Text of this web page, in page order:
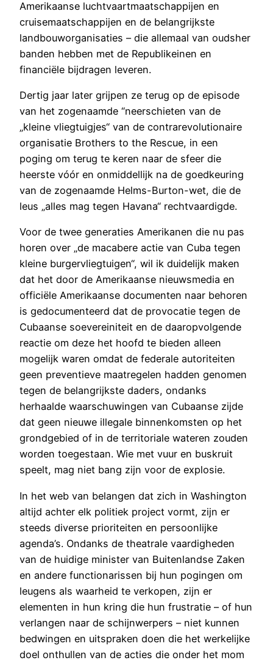
Amerikaanse luchtvaartmaatschappijen en
cruisemaatschappijen en de belangrijkste
landbouworganisaties – die allemaal van oudsher
banden hebben met de Republikeinen en
financiële bijdragen leveren.
Dertig jaar later grijpen ze terug op de episode
van het zogenaamde “neerschieten van de
„kleine vliegtuigjes“ van de contrarevolutionaire
organisatie Brothers to the Rescue, in een
poging om terug te keren naar de sfeer die
heerste vóór en onmiddellijk na de goedkeuring
van de zogenaamde Helms-Burton-wet, die de
leus „alles mag tegen Havana“ rechtvaardigde.
Voor de twee generaties Amerikanen die nu pas
horen over „de macabere actie van Cuba tegen
kleine burgervliegtuigen“, wil ik duidelijk maken
dat het door de Amerikaanse nieuwsmedia en
officiële Amerikaanse documenten naar behoren
is gedocumenteerd dat de provocatie tegen de
Cubaanse soevereiniteit en de daaropvolgende
reactie om deze het hoofd te bieden alleen
mogelijk waren omdat de federale autoriteiten
geen preventieve maatregelen hadden genomen
tegen de belangrijkste daders, ondanks
herhaalde waarschuwingen van Cubaanse zijde
dat geen nieuwe illegale binnenkomsten op het
grondgebied of in de territoriale wateren zouden
worden toegestaan. Wie met vuur en buskruit
speelt, mag niet bang zijn voor de explosie.
In het web van belangen dat zich in Washington
altijd achter elk politiek project vormt, zijn er
steeds diverse prioriteiten en persoonlijke
agenda’s. Ondanks de theatrale vaardigheden
van de huidige minister van Buitenlandse Zaken
en andere functionarissen bij hun pogingen om
leugens als waarheid te verkopen, zijn er
elementen in hun kring die hun frustratie – of hun
verlangen naar de schijnwerpers – niet kunnen
bedwingen en uitspraken doen die het werkelijke
doel onthullen van de acties die onder het mom